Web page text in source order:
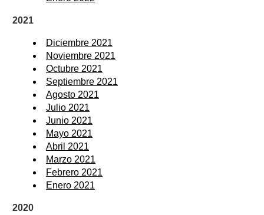
2021
Diciembre 2021
Noviembre 2021
Octubre 2021
Septiembre 2021
Agosto 2021
Julio 2021
Junio 2021
Mayo 2021
Abril 2021
Marzo 2021
Febrero 2021
Enero 2021
2020